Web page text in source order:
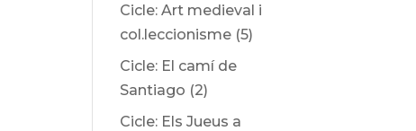
Cicle: Art medieval i
col.leccionisme (5)
Cicle: El camí de
Santiago (2)
Cicle: Els Jueus a